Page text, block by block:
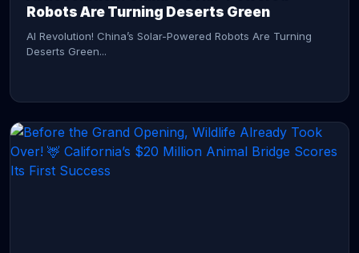
Robots Are Turning Deserts Green
AI Revolution! China’s Solar-Powered Robots Are Turning
Deserts Green...